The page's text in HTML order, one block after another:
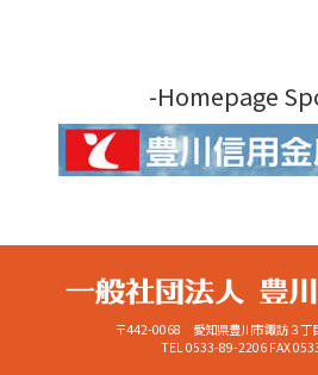
-Homepage
〒442-0068 愛知県豊川市諏訪３丁
TEL 0533-89-2206FAX